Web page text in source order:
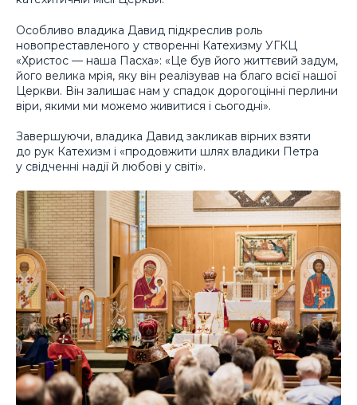
Особливо владика Давид підкреслив роль
новопреставленого у створенні Катехизму УГКЦ
«Христос — наша Пасха»: «Це був його життєвий задум,
його велика мрія, яку він реалізував на благо всієї нашої
Церкви. Він залишає нам у спадок дорогоцінні перлини
віри, якими ми можемо живитися і сьогодні».
Завершуючи, владика Давид закликав вірних взяти
до рук Катехизм і «продовжити шлях владики Петра
у свідченні надії й любові у світі».